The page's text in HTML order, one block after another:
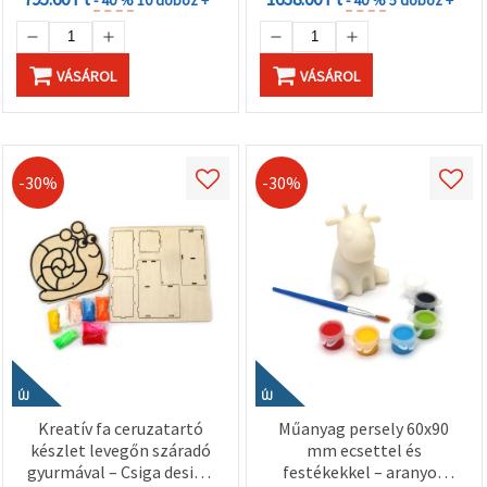
VÁSÁROL VÁSÁROL
-30%
ÚJ
Kreatív fa ceruzatartó
készlet levegőn száradó
gyurmával – Csiga design
-30%
ÚJ
Műanyag persely 60x90
mm ecsettel és
festékekkel – aranyos